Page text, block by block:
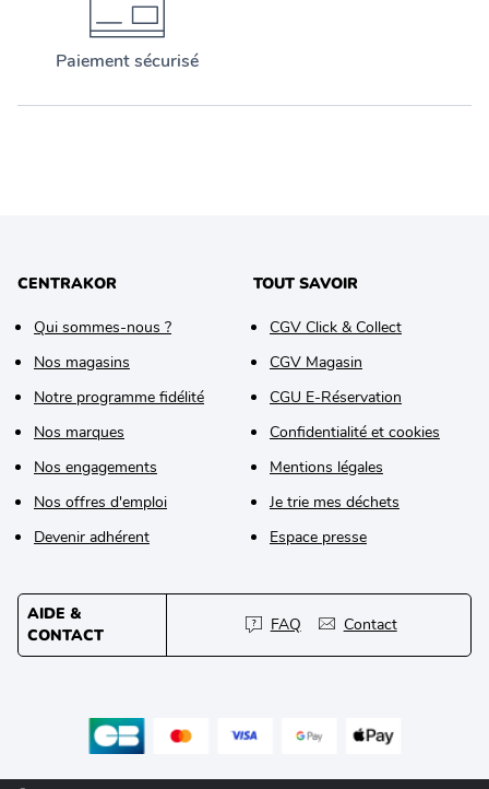
Paiement sécurisé
CENTRAKOR
Qui sommes-nous ?
Nos magasins
Notre programme fidélité
Nos marques
Nos engagements
Nos offres d'emploi
Devenir adhérent
TOUT SAVOIR
CGV Click & Collect
CGV Magasin
CGU E-Réservation
Confidentialité et cookies
Mentions légales
Je trie mes déchets
Espace presse
AIDE &
CONTACT
FAQ Contact